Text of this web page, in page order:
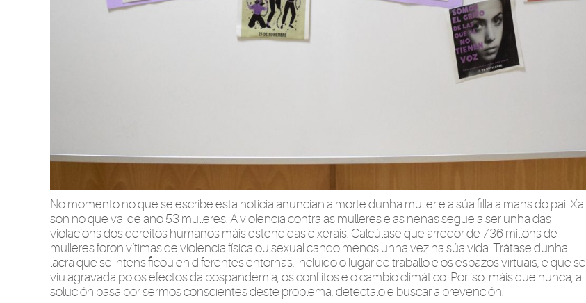
No momento no que se escribe esta noticia anuncian a morte dunha muller e a súa filla a mans do pai. Xa
son no que vai de ano 53 mulleres. A violencia contra as mulleres e as nenas segue a ser unha das
violacións dos dereitos humanos máis estendidas e xerais. Calcúlase que arredor de 736 millóns de
mulleres foron vítimas de violencia física ou sexual cando menos unha vez na súa vida. Trátase dunha
lacra que se intensificou en diferentes entornas, incluído o lugar de traballo e os espazos virtuais, e que se
viu agravada polos efectos da pospandemia, os conflitos e o cambio climático. Por iso, máis que nunca, a
solución pasa por sermos conscientes deste problema, detectalo e buscar a prevención.